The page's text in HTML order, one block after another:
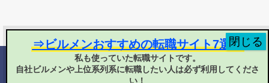
2025 ヘタ・レイ
⇒ビルメンおすすめの転職サイト7選！
私も使っていた転職サイトです。
自社ビルメンや上位系列系に転職したい人は必ず利用してくださ
い！